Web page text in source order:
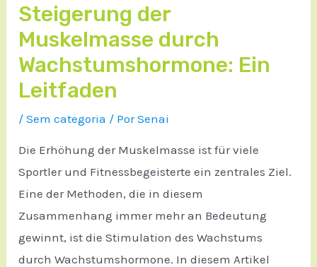
Steigerung der
Muskelmasse durch
Wachstumshormone: Ein
Leitfaden
/Sem categoria / PorSenai
Die Erhöhung der Muskelmasse ist für viele
Sportler und Fitnessbegeisterte ein zentrales Ziel.
Eine der Methoden, die in diesem
Zusammenhang immer mehr an Bedeutung
gewinnt, ist die Stimulation des Wachstums
durch Wachstumshormone. In diesem Artikel